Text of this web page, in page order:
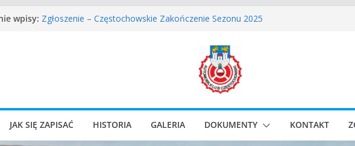
wpisy: Częstochowskie Rozpoczęcie Sezonu 2026
Zgłoszenie – Częstochowskie Zakończenie Sezonu 2025
I Gliwicki Classic Sprint o Puchar Prezydenta Miasta Gliwice
JAK SIĘ ZAPISAĆ HISTORIA GALERIA DOKUMENTY KONTAKT